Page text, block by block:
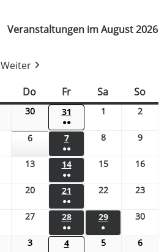
Veranstaltungen im August 2026
Weiter
Do Fr Sa So
30 31
●●
1 2
6 7
●●
8 9
13 14
●●
15 16
20 21
●●
22 23
27 28
●●
29
●
30
3 4 5 6